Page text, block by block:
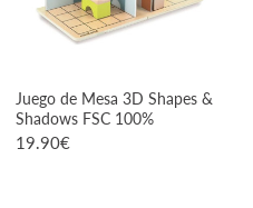
Juego de Mesa 3D Shapes &
Shadows FSC 100%
19.90€